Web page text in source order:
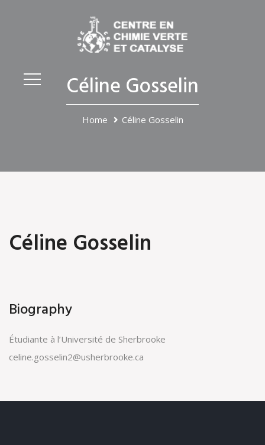
Céline Gosselin
Home Céline Gosselin
Céline Gosselin
Biography
Étudiante à l’Université de Sherbrooke
celine.gosselin2@usherbrooke.ca